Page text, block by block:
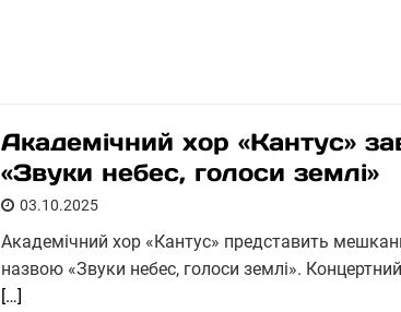
Академічний хор «Кантус»
«Звуки небес, голоси землі»
03.10.2025
Академічний хор «Кантус» представить
назвою «Звуки небес, голоси землі».
[…]